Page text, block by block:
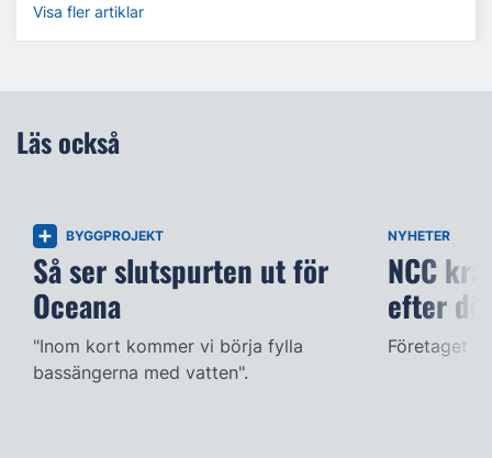
Visa fler artiklar
Läs också
BYGGPROJEKT
Så ser slutspurten ut för
Oceana
"Inom kort kommer vi börja fylla
bassängerna med vatten".
NYHETER
NCC
efter
Företaget